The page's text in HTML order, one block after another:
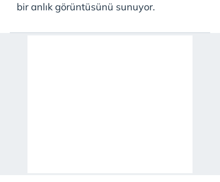
bir anlık görüntüsünü sunuyor.